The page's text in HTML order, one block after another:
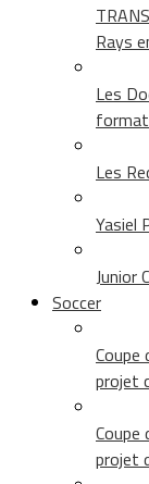
Rays
Les
Les
Yasiel
Junior
Soccer
Coupe
projet
Coupe
projet